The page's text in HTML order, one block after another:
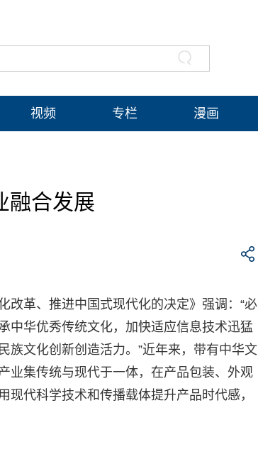
视频 专栏 漫画
融合发展
改革、推进中国式现代化的决定》强调：“必
中华优秀传统文化，加快适应信息技术迅猛
族文化创新创造活力。”近年来，带有中华文
业集传统与现代于一体，在产品包装、外观
代科学技术和传播载体提升产品时代感，